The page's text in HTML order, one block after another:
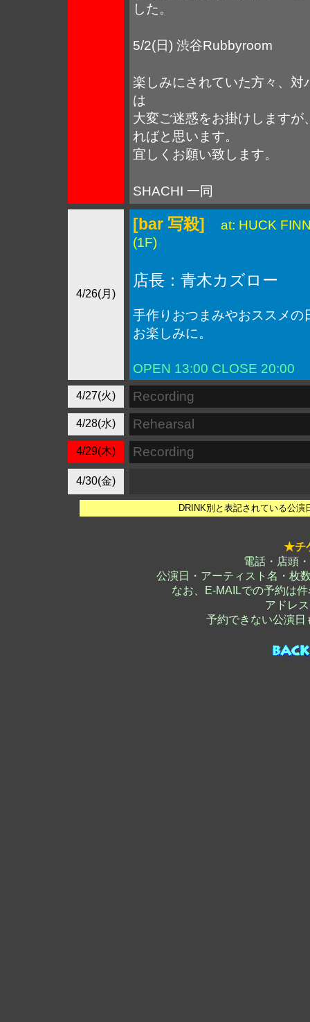
した。
5/2(日) 渋谷Rubbyroom
楽しみにされていた方々、対
は
大変ご迷惑をお掛けしますが
ればと思います。
宜しくお願い致します。
SHACHI 一同
4/26(月)
[bar 写殺]
at: HUCK
(1F)
店長：青木カズロー
手作りおつまみやおススメの
お楽しみに。
OPEN 13:00 CLOSE 20:00
4/27(火) Recording
4/28(水) Rehearsal
4/29(木) Recording
4/30(金)
DRINK別と表記されている公
★チ
電話・店頭
公演日・アーティスト名・枚
なお、E-MAILでの予約は
アドレ
予約できない公演日